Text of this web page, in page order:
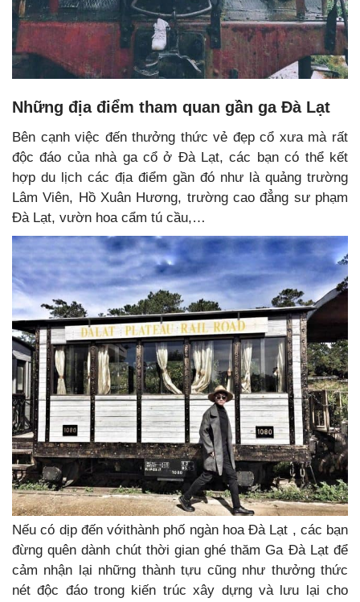
Những địa điểm tham quan gần ga Đà Lạt
Bên cạnh việc đến thưởng thức vẻ đẹp cổ xưa mà rất
độc đáo của nhà ga cổ ở Đà Lạt, các bạn có thể kết
hợp du lịch các địa điểm gần đó như là quảng trường
Lâm Viên, Hồ Xuân Hương, trường cao đẳng sư phạm
Đà Lạt, vườn hoa cẩm tú cầu,…
Nếu có dịp đến vớithành phố ngàn hoa Đà Lạt , các bạn
đừng quên dành chút thời gian ghé thăm Ga Đà Lạt để
cảm nhận lại những thành tựu cũng như thưởng thức
nét độc đáo trong kiến trúc xây dựng và lưu lại cho